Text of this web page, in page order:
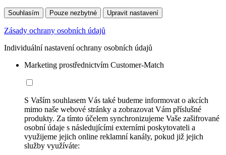
Souhlasím Pouze nezbytné Upravit nastavení
Zásady ochrany osobních údajů
Individuální nastavení ochrany osobních údajů
Marketing prostřednictvím Customer-Match
S Vaším souhlasem Vás také budeme informovat o akcích
mimo naše webové stránky a zobrazovat Vám příslušné
produkty. Za tímto účelem synchronizujeme Vaše zašifrované
osobní údaje s následujícími externími poskytovateli a
využijeme jejich online reklamní kanály, pokud již jejich
služby využíváte: